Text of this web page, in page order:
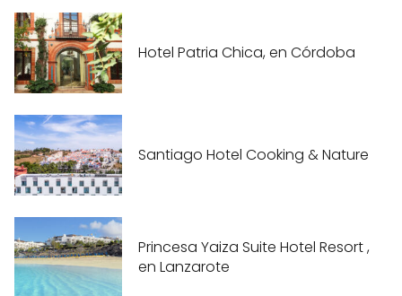
Hotel Patria Chica, en Córdoba
Santiago Hotel Cooking & Nature
Princesa Yaiza Suite Hotel Resort ,
en Lanzarote